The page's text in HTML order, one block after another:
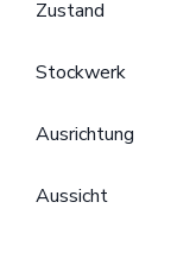
Zustand
Stockwerk
Ausrichtung
Aussicht